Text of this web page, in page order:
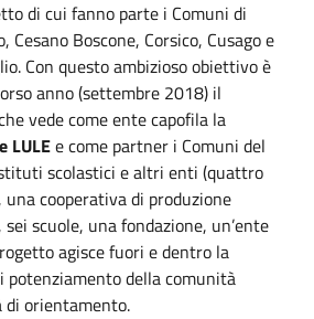
di cui fanno parte i Comuni di
Cesano Boscone, Corsico, Cusago e
Con questo ambizioso obiettivo è
anno (settembre 2018) il
vede come ente capofila la
LULEe come partner i Comuni del
scolastici e altri enti (quattro
cooperativa di produzione
scuole, una fondazione, un’ente
agisce fuori e dentro la
potenziamento della comunità
orientamento.